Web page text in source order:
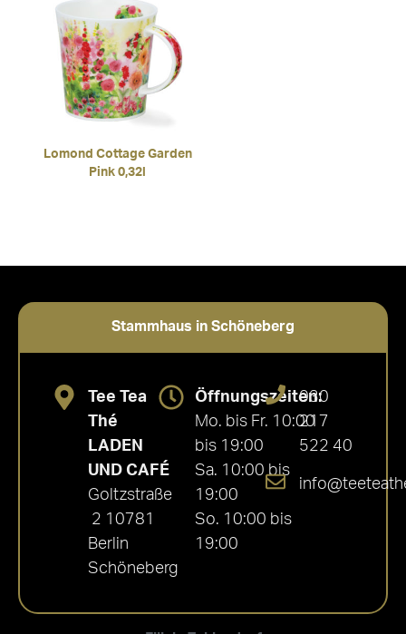
Lomond Cottage Garden
Pink 0,32l
Stammhaus in Schöneberg
Tee Tea
Thé
LADEN
UND CAFÉ
Goltzstraße
2 10781
Berlin
Schöneberg
Öffnungszeiten:
Mo. bis Fr. 10:00
bis 19:00
Sa. 10:00 bis
19:00
So. 10:00 bis
19:00
030
217
522 40